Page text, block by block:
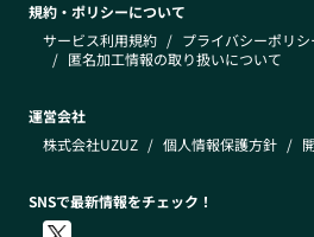
規約・ポリシーについて
サービス利用規約 / プライバシーポリシ
/ 匿名加工情報の取り扱いについて
運営会社
株式会社UZUZ / 個人情報保護方針 /
SNSで最新情報をチェック！